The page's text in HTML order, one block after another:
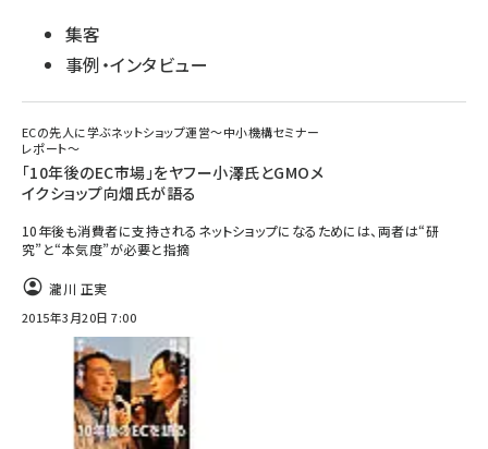
集客
事例・インタビュー
ECの先人に学ぶネットショップ運営～中小機構セミナー
レポート～
「10年後のEC市場」をヤフー小澤氏とGMOメ
イクショップ向畑氏が語る
10年後も消費者に支持されるネットショップになるためには、両者は“研
究”と“本気度”が必要と指摘
瀧川 正実
2015年3月20日 7:00